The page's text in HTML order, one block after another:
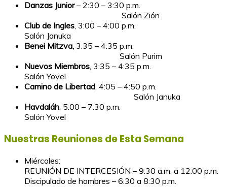
Danzas Junior– 2:30 – 3:30 p.m.
Salón Zión
Club de Ingles , 3:00 – 4:00 p.m.
Salón Januka
Benei Mitzva, 3:35 – 4:35 p.m.
Salón Purim
Nuevos Miembros , 3:35 – 4:35 p.m.
Salón Yovel
Camino de Libertad , 4:05 – 4:50 p.m.
Salón Januka
Havdaláh , 5:00 – 7:30 p.m.
Salón Yovel
Nuestras Reuniones de Esta Semana
Miércoles:
REUNIÓN DE INTERCESIÓN – 9:30 a.m. a 12:00 p.m.
Discipulado de hombres – 6:30 a 8:30 p.m.